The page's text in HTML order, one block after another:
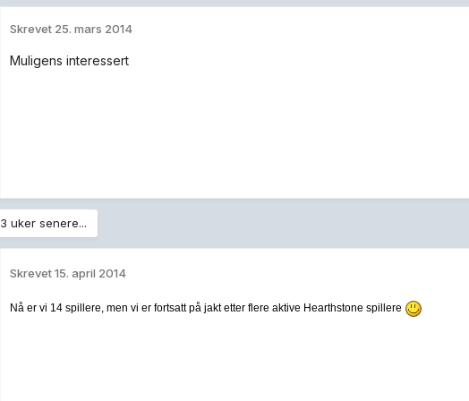
Skrevet 25. mars 2014
Muligens interessert
3 uker senere...
Skrevet15. april 2014
Nå er vi 14 spillere, men vi er fortsatt på jakt etter flere aktive Hearthstone spillere